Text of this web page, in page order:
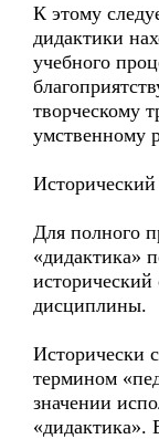
К этому
дидактики
учебного
творческому
умственному
Исторический
Для полного
«дидактика»
исторический
дисциплины.
Исторически
термином
значении
«дидактика».